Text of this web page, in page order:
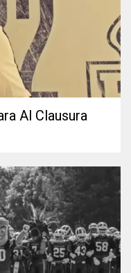
Al Clausura